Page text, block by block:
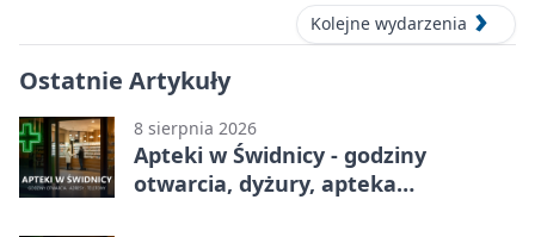
Kolejne wydarzenia
Ostatnie Artykuły
8 sierpnia 2026
Apteki w Świdnicy - godziny
otwarcia, dyżury, apteka